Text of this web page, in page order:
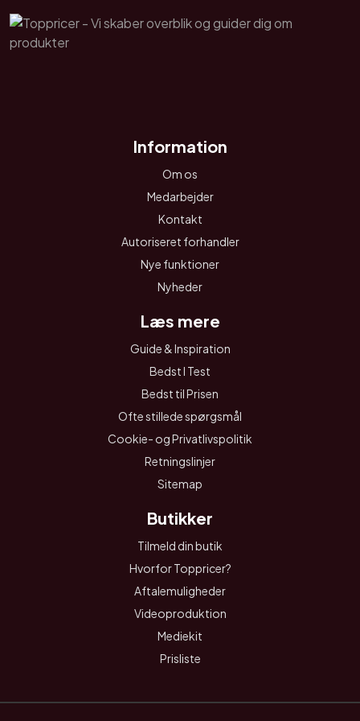
Information
Om os
Medarbejder
Kontakt
Autoriseret forhandler
Nye funktioner
Nyheder
Læs mere
Guide & Inspiration
Bedst I Test
Bedst til Prisen
Ofte stillede spørgsmål
Cookie- og Privatlivspolitik
Retningslinjer
Sitemap
Butikker
Tilmeld din butik
Hvorfor Toppricer?
Aftalemuligheder
Videoproduktion
Mediekit
Prisliste